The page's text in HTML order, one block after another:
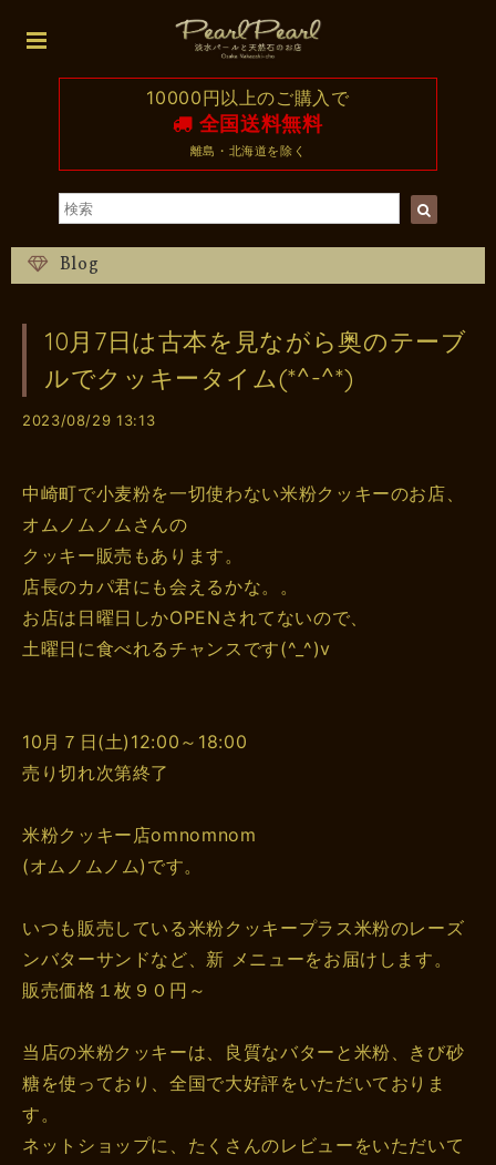
10000円以上のご購入で
全国送料無料
離島・北海道を除く
Blog
10月7日は古本を見ながら奥のテーブ
ルでクッキータイム(*^-^*)
2023/08/29 13:13
中崎町で小麦粉を一切使わない米粉クッキーのお店、
オムノムノムさんの
クッキー販売もあります。
店長のカパ君にも会えるかな。。
お店は日曜日しかOPENされてないので、
土曜日に食べれるチャンスです(^_^)v
10月７日(土)12:00～18:00
売り切れ次第終了
米粉クッキー店omnomnom
(オムノムノム)です。
いつも販売している米粉クッキープラス米粉のレーズ
ンバターサンドなど、新 メニューをお届けします。
販売価格１枚９０円～
当店の米粉クッキーは、良質なバターと米粉、きび砂
糖を使っており、全国で大好評をいただいておりま
す。
ネットショップに、たくさんのレビューをいただいて